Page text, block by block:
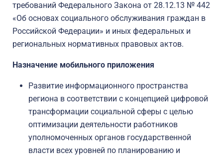
требований Федерального Закона от 28.12.13 № 442
«Об основах социального обслуживания граждан в
Российской Федерации» и иных федеральных и
региональных нормативных правовых актов.
Назначение мобильного приложения
Развитие информационного пространства
региона в соответствии с концепцией цифровой
трансформации социальной сферы с целью
оптимизации деятельности работников
уполномоченных органов государственной
власти всех уровней по планированию и